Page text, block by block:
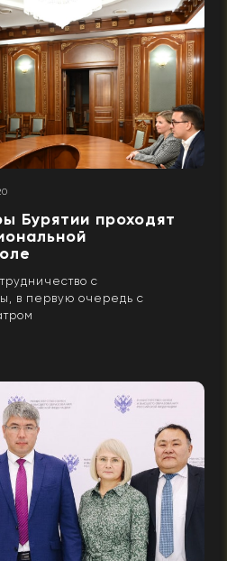
Бурятии проходят
с
в первую очередь с